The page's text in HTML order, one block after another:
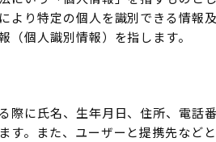
より特定の個人を識別できる情
個人識別情報）を指します。
際に氏名、生年月日、住所、電
す。また、ユーザーと提携先な